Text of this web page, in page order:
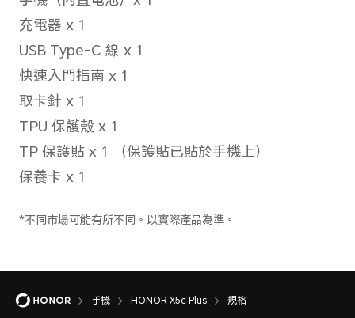
錄製影片
支援1080P（1920x1080）影
拍攝功能
影模式
人臉識別
手機 HONOR X5c Plus 規格